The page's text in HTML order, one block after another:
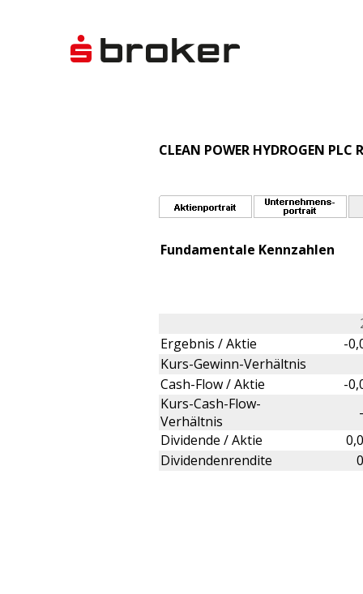
CLEAN POWER HYDROGEN PLC
Fundamentale Kennzahlen
Ergebnis / Aktie
-
Kurs-Gewinn-Verhältnis
Cash-Flow / Aktie
-
Kurs-Cash-Flow-
Verhältnis
Dividende / Aktie
Dividendenrendite